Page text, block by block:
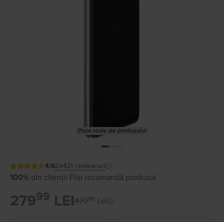
Poze reale ale produsului
4.924421 review-uri
100% din clienții Flip recomandă produsul
27999 LEI47999 Lei